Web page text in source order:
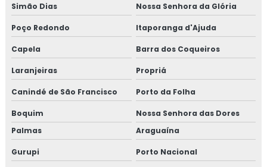
Simão Dias Nossa Senhora da Glória
Poço Redondo Itaporanga d'Ajuda
Capela Barra dos Coqueiros
Laranjeiras Propriá
Canindé de São Francisco Porto da Folha
Boquim
Nossa Senhora das Dores
Palmas
Araguaína
Gurupi Porto Nacional